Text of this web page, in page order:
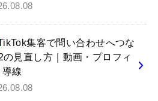
集客で問い合わせへつな
の見直し方｜動画・プロフィ
線